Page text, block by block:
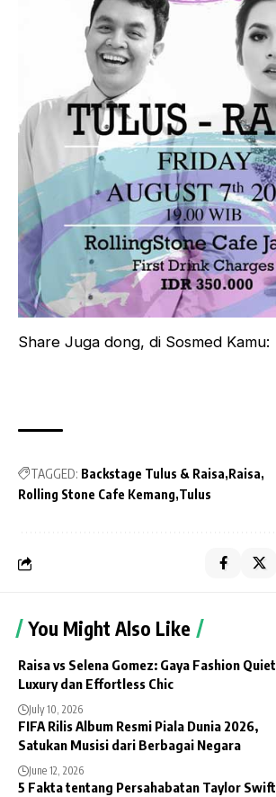
Share Juga dong, di Sosmed Kamu:
TAGGED: Backstage Tulus & Raisa Raisa
Rolling Stone Cafe Kemang Tulus
You Might Also Like
Raisa vs Selena Gomez: Gaya Fashion Quiet
Luxury dan Effortless Chic
July 10, 2026
FIFA Rilis Album Resmi Piala Dunia 2026,
Satukan Musisi dari Berbagai Negara
June 12, 2026
5 Fakta tentang Persahabatan Taylor Swift